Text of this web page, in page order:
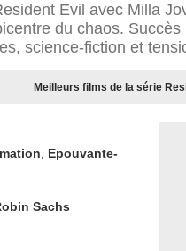
Evil avec Milla
du chaos.
science-fiction et
Meilleurs films de la série
Epouvante-
Sachs